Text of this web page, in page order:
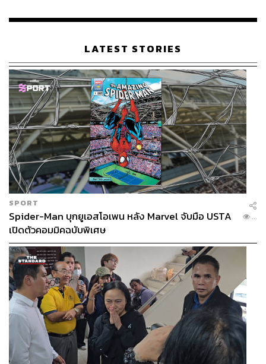
เรือนไทยที่ถูกซุกไว้
LATEST STORIES
SPORT
Spider-Man บุกยูเอสโอเพน หลัง Marvel จับมือ USTA
เปิดตัวคอมมิคฉบับพิเศษ
...